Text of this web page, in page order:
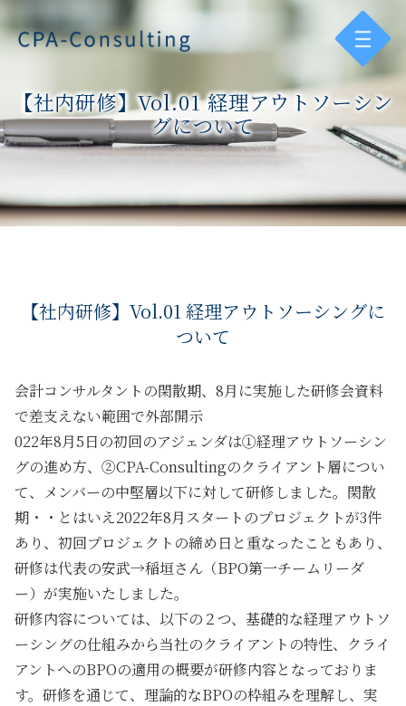
【社内研修】Vol.01 経理アウトソーシン
グについて
【社内研修】Vol.01 経理アウトソーシングに
ついて
会計コンサルタントの閑散期、8月に実施した研修会資料
で差支えない範囲で外部開示
022年8月5日の初回のアジェンダは①経理アウトソーシン
グの進め方、②CPA-Consultingのクライアント層につい
て、メンバーの中堅層以下に対して研修しました。閑散
期・・とはいえ2022年8月スタートのプロジェクトが3件
あり、初回プロジェクトの締め日と重なったこともあり、
研修は代表の安武→稲垣さん（BPO第一チームリーダ
ー）が実施いたしました。
研修内容については、以下の２つ、基礎的な経理アウトソ
ーシングの仕組みから当社のクライアントの特性、クライ
アントへのBPOの適用の概要が研修内容となっておりま
す。研修を通じて、理論的なBPOの枠組みを理解し、実